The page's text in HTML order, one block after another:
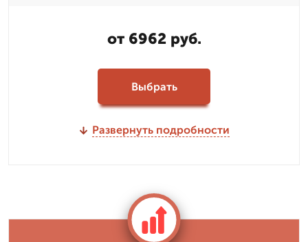
от 6962 руб.
Выбрать
Развернуть подробности